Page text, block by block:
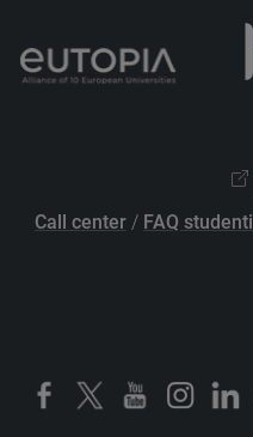
Call center / FAQ studenti